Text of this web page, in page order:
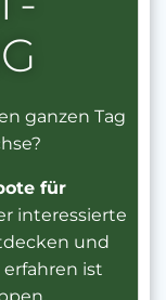
ganzen Tag
für
interessierte
und
ist